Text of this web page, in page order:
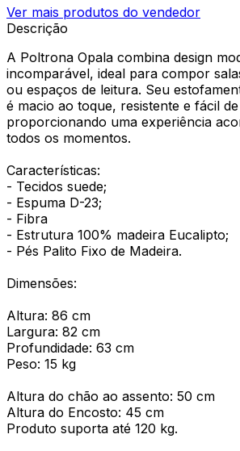
Ver mais produtos do vendedor
Descrição
A Poltrona Opala combina design
incomparável, ideal para compor
ou espaços de leitura. Seu
é macio ao toque, resistente e fácil
proporcionando uma experiência
todos os momentos.
Características:
- Tecidos suede;
- Espuma D-23;
- Fibra
- Estrutura 100% madeira Eucalipto;
- Pés Palito Fixo de Madeira.
Dimensões:
Altura: 86 cm
Largura: 82 cm
Profundidade: 63 cm
Peso: 15 kg
Altura do chão ao assento: 50 cm
Altura do Encosto: 45 cm
Produto suporta até 120 kg.